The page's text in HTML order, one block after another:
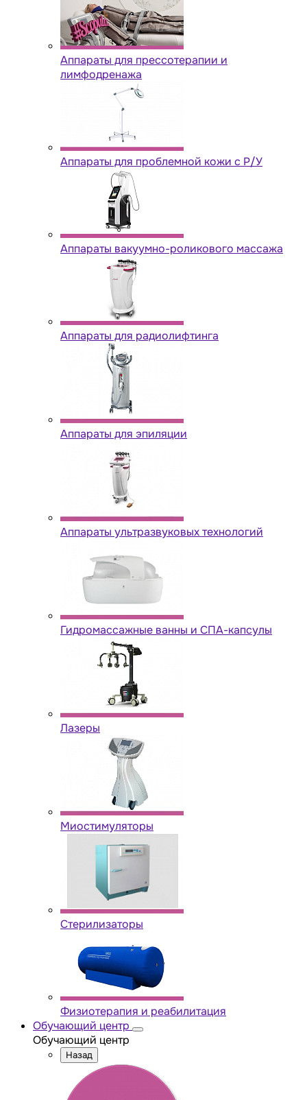
Аппараты для прессотерапии и
лимфодренажа
Аппараты для проблемной кожи с Р/У
Аппараты вакуумно-роликового массажа
Аппараты для радиолифтинга
Аппараты для эпиляции
Аппараты ультразвуковых технологий
Гидромассажные ванны и СПА-капсулы
Лазеры
Миостимуляторы
Стерилизаторы
Физиотерапия и реабилитация
Обучающий центр
Обучающий центр
Назад